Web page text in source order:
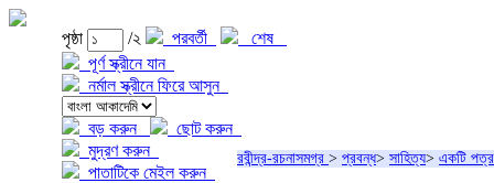
পৃষ্ঠা /২ পরবর্তী
শেষ
পূর্ণ স্ক্রীনে যান
নর্মাল স্ক্রীনে ফিরে আসুন
বড় করুন
ছোট করুন
মুদ্রণ করুন
পাতাটিকে মেইল করুন
রবীন্দ্র-রচনাসমগ্র > প্রবন্ধ> সাহিত্য> একটি পত্র